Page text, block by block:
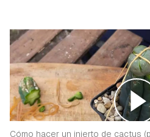
Cómo hacer un injerto de cactus